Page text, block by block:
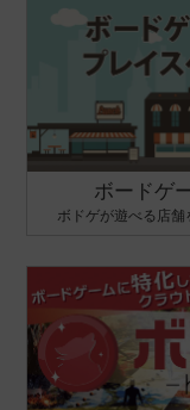
ボードゲ
ボドゲが遊べる店